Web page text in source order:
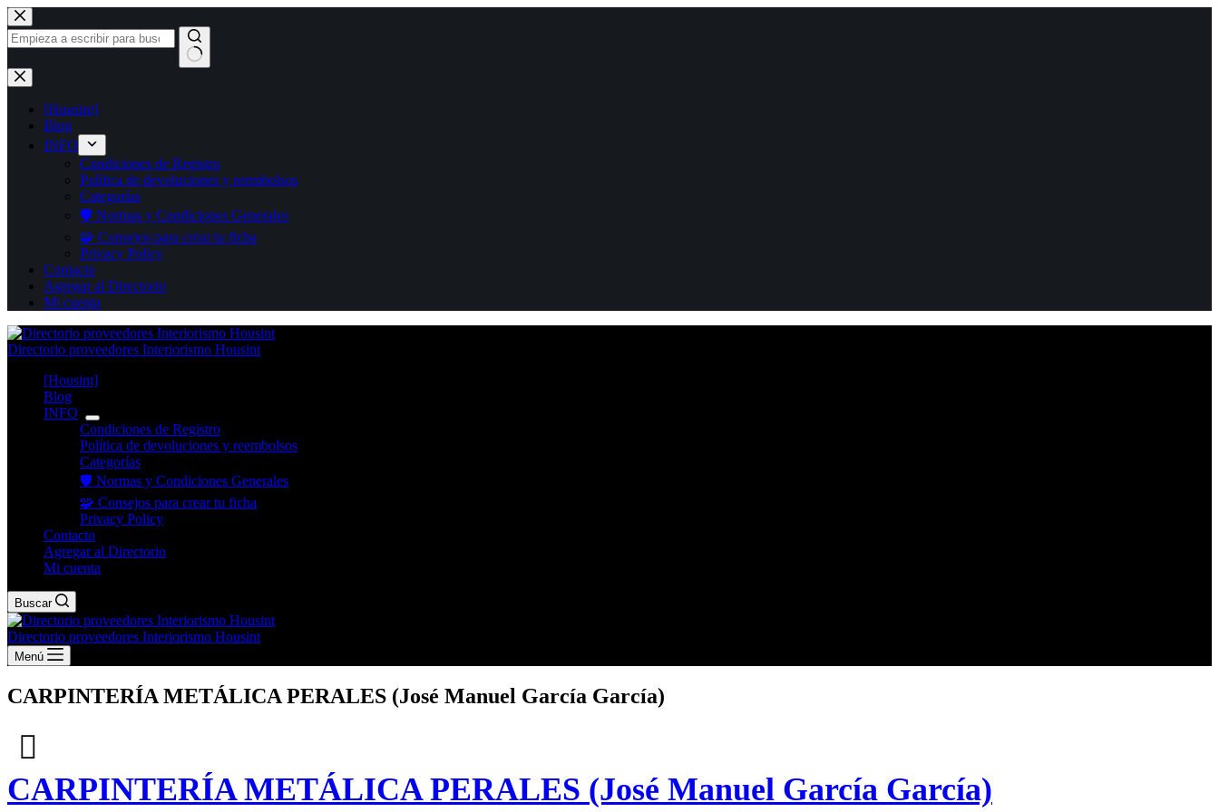
Saltar
al
contenido
Sin
resultados
[Housint]
Blog
INFO
Condiciones de Registro
Política de devoluciones y reembolsos
Categorías
🛡️ Normas y Condiciones Generales
🧩 Consejos para crear tu ficha
Privacy Policy
Contacto
Agregar al Directorio
Mi cuenta
Directorio proveedores Interiorismo Housint
[Housint]
Blog
INFO
Condiciones de Registro
Política de devoluciones y reembolsos
Categorías
🛡️ Normas y Condiciones Generales
🧩 Consejos para crear tu ficha
Privacy Policy
Contacto
Agregar al Directorio
Mi cuenta
Buscar
Directorio proveedores Interiorismo Housint
Menú
CARPINTERÍA METÁLICA PERALES (José Manuel García García)
CARPINTERÍA METÁLICA PERALES (José Manuel García García)